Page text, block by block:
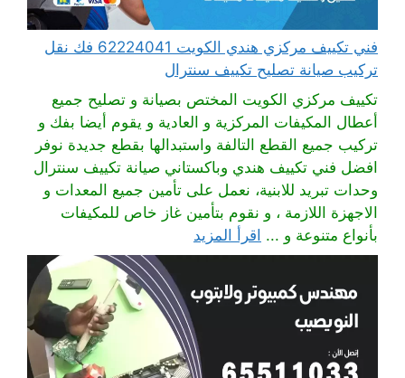
فني تكييف مركزي هندي الكويت 62224041 فك نقل
تركيب صيانة تصليح تكييف سنترال
تكييف مركزي الكويت المختص بصيانة و تصليح جميع
أعطال المكيفات المركزية و العادية و يقوم أيضا بفك و
تركيب جميع القطع التالفة واستبدالها بقطع جديدة نوفر
افضل فني تكييف هندي وباكستاني صيانة تكييف سنترال
وحدات تبريد للابنية، نعمل على تأمين جميع المعدات و
الاجهزة اللازمة ، و نقوم بتأمين غاز خاص للمكيفات
بأنواع متنوعة و ... اقرأ المزيد